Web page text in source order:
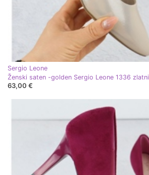
Sergio Leone
Ženski saten -golden Sergio Leone 1336 zlatni
63,00 €